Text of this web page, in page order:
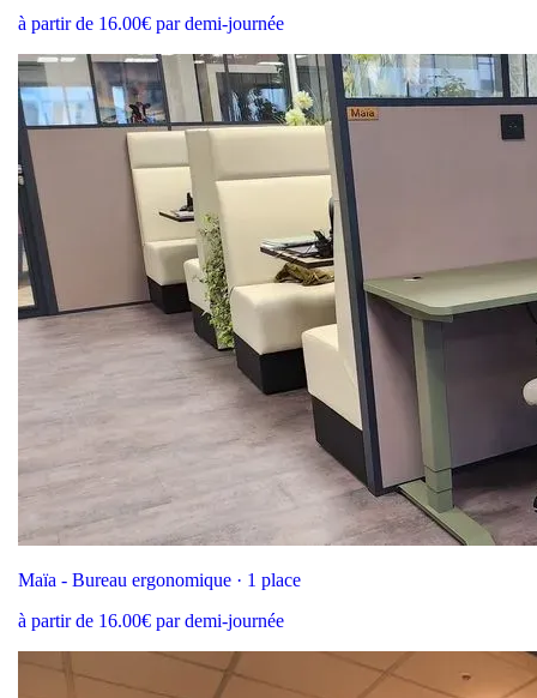
à partir de 16.00€ par demi-journée
Maïa - Bureau ergonomique · 1 place
à partir de 16.00€ par demi-journée